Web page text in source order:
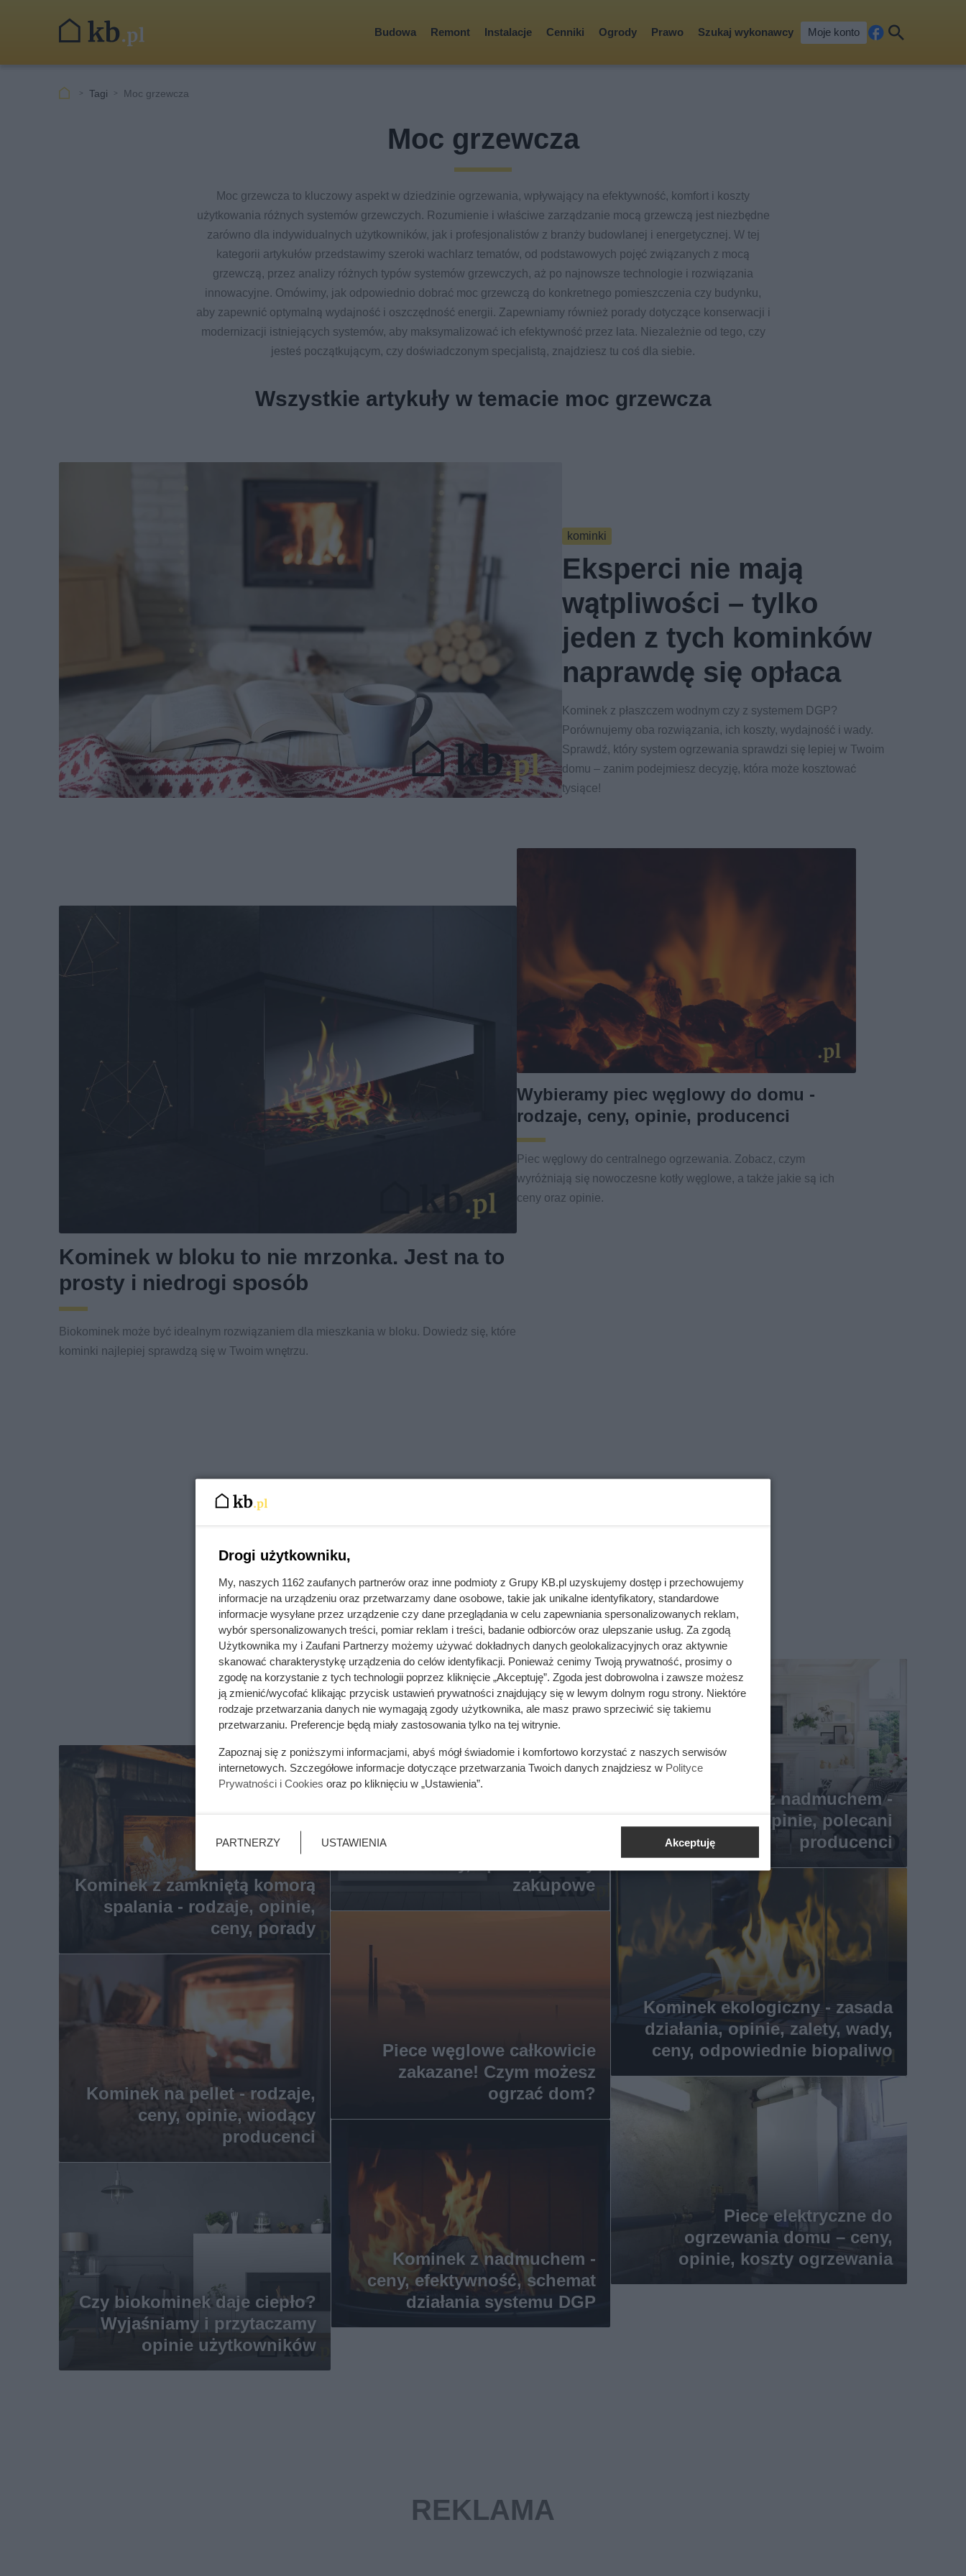
Budowa Remont Instalacje Cenniki Ogrody Prawo Szukaj wykonawcy Moje konto
cebkaj
Tagi Moc grzewcza
Moc grzewcza
Moc grzewcza to kluczowy aspekt w dziedzinie ogrzewania, wpływający na efektywność, komfort i koszty
użytkowania różnych systemów grzewczych. Rozumienie i właściwe zarządzanie mocą grzewczą jest niezbędne
zarówno dla indywidualnych użytkowników, jak i profesjonalistów z branży budowlanej i energetycznej. W tej
kategorii artykułów przedstawimy szeroki wachlarz tematów, od podstawowych pojęć związanych z mocą
grzewczą, przez analizy różnych typów systemów grzewczych, aż po najnowsze technologie i rozwiązania
innowacyjne. Omówimy, jak odpowiednio dobrać moc grzewczą do konkretnego pomieszczenia czy budynku,
aby zapewnić optymalną wydajność i oszczędność energii. Zapewniamy również porady dotyczące konserwacji i
modernizacji istniejących systemów, aby maksymalizować ich efektywność przez lata. Niezależnie od tego, czy
jesteś początkującym, czy doświadczonym specjalistą, znajdziesz tu coś dla siebie.
Wszystkie artykuły w temacie moc grzewcza
kominki
Eksperci nie mają
wątpliwości – tylko
jeden z tych kominków
naprawdę się opłaca
Kominek z płaszczem wodnym czy z systemem DGP?
Porównujemy oba rozwiązania, ich koszty, wydajność i wady.
Sprawdź, który system ogrzewania sprawdzi się lepiej w Twoim
domu – zanim podejmiesz decyzję, która może kosztować
tysiące!
Kominek w bloku to nie mrzonka. Jest na to
prosty i niedrogi sposób
Biokominek może być idealnym rozwiązaniem dla mieszkania w bloku. Dowiedz się, które
kominki najlepiej sprawdzą się w Twoim wnętrzu.
Wybieramy piec węglowy do domu -
rodzaje, ceny, opinie, producenci
Piec węglowy do centralnego ogrzewania. Zobacz, czym
wyróżniają się nowoczesne kotły węglowe, a także jakie są ich
ceny oraz opinie.
Kominek z zamkniętą komorą
spalania - rodzaje, opinie,
ceny, porady
przegląd oferty, promocje,
zakupowe
Kominek z nadmuchem -
rodzaje, ceny, opinie, polecani
producenci
Kominek na pellet - rodzaje,
ceny, opinie, wiodący
producenci
Piece węglowe całkowicie
zakazane! Czym możesz
ogrzać dom?
Kominek ekologiczny - zasada
działania, opinie, zalety, wady,
ceny, odpowiednie biopaliwo
Czy biokominek daje ciepło?
Wyjaśniamy i przytaczamy
opinie użytkowników
Kominek z nadmuchem -
ceny, efektywność, schemat
działania systemu DGP
Piece elektryczne do
ogrzewania domu – ceny,
opinie, koszty ogrzewania
Drogi użytkowniku,
My, naszych 1162 zaufanych partnerów oraz inne podmioty z Grupy KB.pl uzyskujemy dostęp i przechowujemy
informacje na urządzeniu oraz przetwarzamy dane osobowe, takie jak unikalne identyfikatory, standardowe
informacje wysyłane przez urządzenie czy dane przeglądania w celu zapewniania spersonalizowanych reklam,
wybór spersonalizowanych treści, pomiar reklam i treści, badanie odbiorców oraz ulepszanie usług. Za zgodą
Użytkownika my i Zaufani Partnerzy możemy używać dokładnych danych geolokalizacyjnych oraz aktywnie
skanować charakterystykę urządzenia do celów identyfikacji. Ponieważ cenimy Twoją prywatność, prosimy o
zgodę na korzystanie z tych technologii poprzez kliknięcie „Akceptuję”. Zgoda jest dobrowolna i zawsze możesz
ją zmienić/wycofać klikając przycisk ustawień prywatności znajdujący się w lewym dolnym rogu strony. Niektóre
rodzaje przetwarzania danych nie wymagają zgody użytkownika, ale masz prawo sprzeciwić się takiemu
przetwarzaniu. Preferencje będą miały zastosowania tylko na tej witrynie.
Zapoznaj się z poniższymi informacjami, abyś mógł świadomie i komfortowo korzystać z naszych serwisów
internetowych. Szczegółowe informacje dotyczące przetwarzania Twoich danych znajdziesz w Polityce
Prywatności i Cookies oraz po kliknięciu w „Ustawienia”.
PARTNERZY USTAWIENIA Akceptuję